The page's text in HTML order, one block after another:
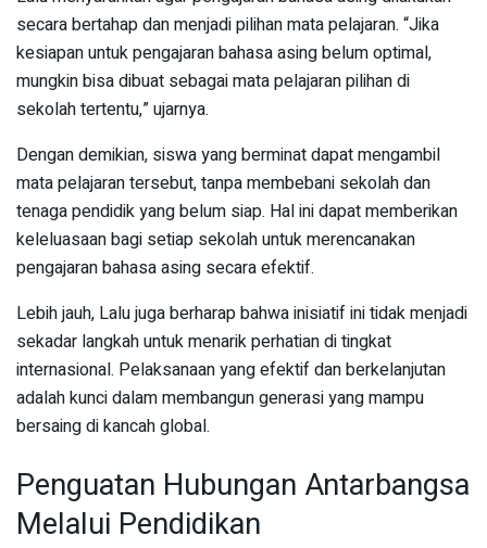
secara bertahap dan menjadi pilihan mata pelajaran. “Jika
kesiapan untuk pengajaran bahasa asing belum optimal,
mungkin bisa dibuat sebagai mata pelajaran pilihan di
sekolah tertentu,” ujarnya.
Dengan demikian, siswa yang berminat dapat mengambil
mata pelajaran tersebut, tanpa membebani sekolah dan
tenaga pendidik yang belum siap. Hal ini dapat memberikan
keleluasaan bagi setiap sekolah untuk merencanakan
pengajaran bahasa asing secara efektif.
Lebih jauh, Lalu juga berharap bahwa inisiatif ini tidak menjadi
sekadar langkah untuk menarik perhatian di tingkat
internasional. Pelaksanaan yang efektif dan berkelanjutan
adalah kunci dalam membangun generasi yang mampu
bersaing di kancah global.
Penguatan Hubungan Antarbangsa
Melalui Pendidikan